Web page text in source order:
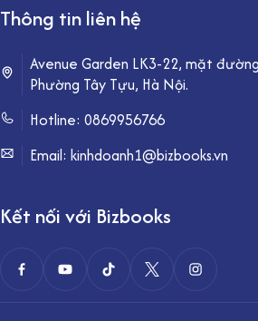
Thông tin liên hệ
Avenue Garden LK3-22, mặt
Phường Tây Tựu, Hà Nội.
Hotline: 0869956766
Email: kinhdoanh1@bizbooks.vn
Kết nối với Bizbooks